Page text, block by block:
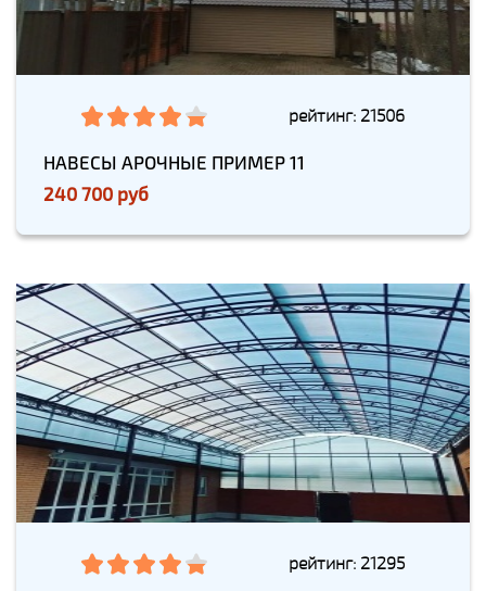
рейтинг: 21506
НАВЕСЫ АРОЧНЫЕ ПРИМЕР 11
240 700 руб
рейтинг: 21295